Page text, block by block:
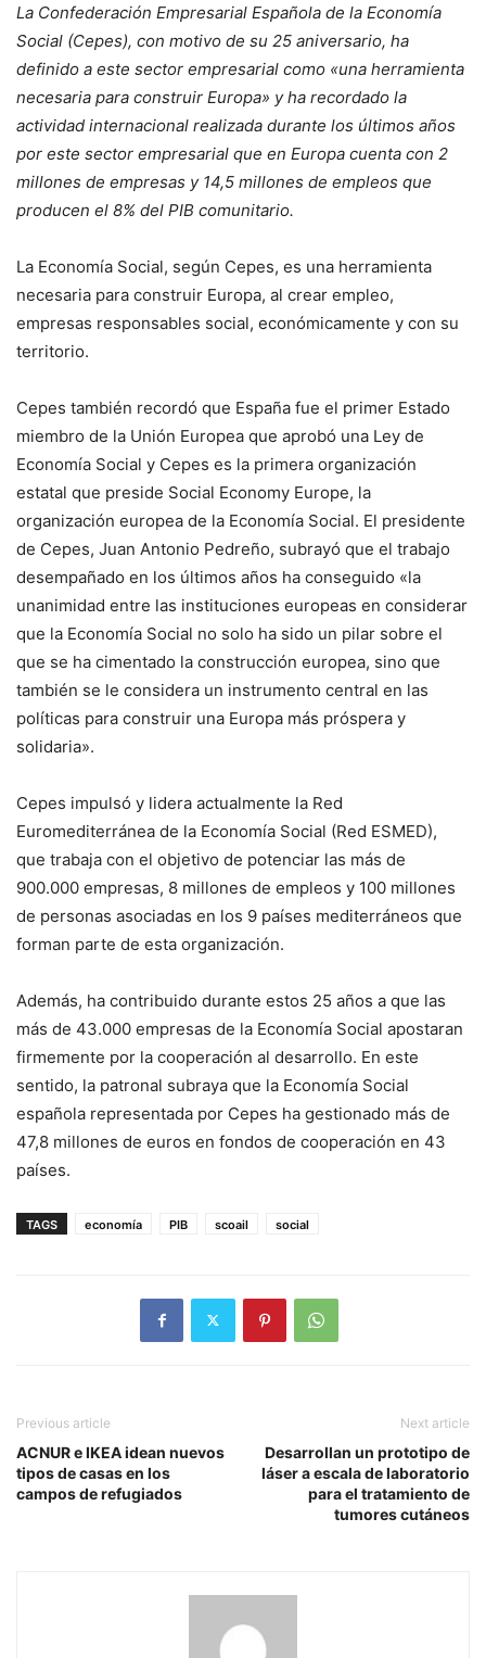
La Confederación Empresarial Española de la Economía
Social (Cepes), con motivo de su 25 aniversario, ha
definido a este sector empresarial como «una herramienta
necesaria para construir Europa» y ha recordado la
actividad internacional realizada durante los últimos años
por este sector empresarial que en Europa cuenta con 2
millones de empresas y 14,5 millones de empleos que
producen el 8% del PIB comunitario.
La Economía Social, según Cepes, es una herramienta
necesaria para construir Europa, al crear empleo,
empresas responsables social, económicamente y con su
territorio.
Cepes también recordó que España fue el primer Estado
miembro de la Unión Europea que aprobó una Ley de
Economía Social y Cepes es la primera organización
estatal que preside Social Economy Europe, la
organización europea de la Economía Social. El presidente
de Cepes, Juan Antonio Pedreño, subrayó que el trabajo
desempañado en los últimos años ha conseguido «la
unanimidad entre las instituciones europeas en considerar
que la Economía Social no solo ha sido un pilar sobre el
que se ha cimentado la construcción europea, sino que
también se le considera un instrumento central en las
políticas para construir una Europa más próspera y
solidaria».
Cepes impulsó y lidera actualmente la Red
Euromediterránea de la Economía Social (Red ESMED),
que trabaja con el objetivo de potenciar las más de
900.000 empresas, 8 millones de empleos y 100 millones
de personas asociadas en los 9 países mediterráneos que
forman parte de esta organización.
Además, ha contribuido durante estos 25 años a que las
más de 43.000 empresas de la Economía Social apostaran
firmemente por la cooperación al desarrollo. En este
sentido, la patronal subraya que la Economía Social
española representada por Cepes ha gestionado más de
47,8 millones de euros en fondos de cooperación en 43
países.
TAGS economía PIB scoail social
Previous article
ACNUR e IKEA idean nuevos
tipos de casas en los
campos de refugiados
Next article
Desarrollan un prototipo de
láser a escala de laboratorio
para el tratamiento de
tumores cutáneos